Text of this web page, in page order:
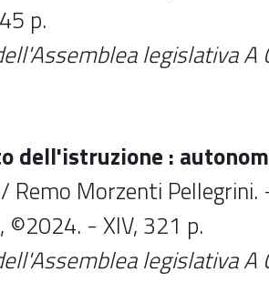
p.
legislativa A
dell'istruzione :
/ Remo Morzenti Pellegrini.
©2024. - XIV, 321 p.
legislativa A